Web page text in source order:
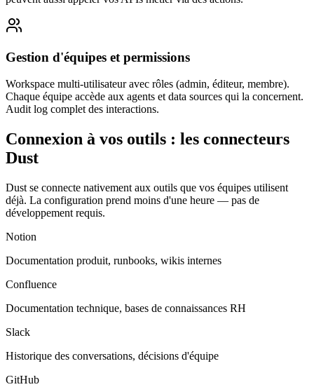
Gestion d'équipes et permissions
Workspace multi-utilisateur avec rôles (admin, éditeur, membre).
Chaque équipe accède aux agents et data sources qui la concernent.
Audit log complet des interactions.
Connexion à vos outils : les connecteurs
Dust
Dust se connecte nativement aux outils que vos équipes utilisent
déjà. La configuration prend moins d'une heure — pas de
développement requis.
Notion
Documentation produit, runbooks, wikis internes
Confluence
Documentation technique, bases de connaissances RH
Slack
Historique des conversations, décisions d'équipe
GitHub